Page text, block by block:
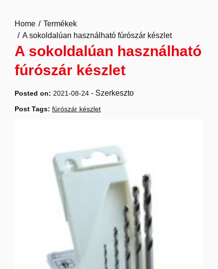
Home
Termékek
A sokoldalúan használható fúrószár készlet
A sokoldalúan használható
fúrószár készlet
Posted on: 2021-08-24 - Szerkeszto
Post Tags: fúrószár készlet